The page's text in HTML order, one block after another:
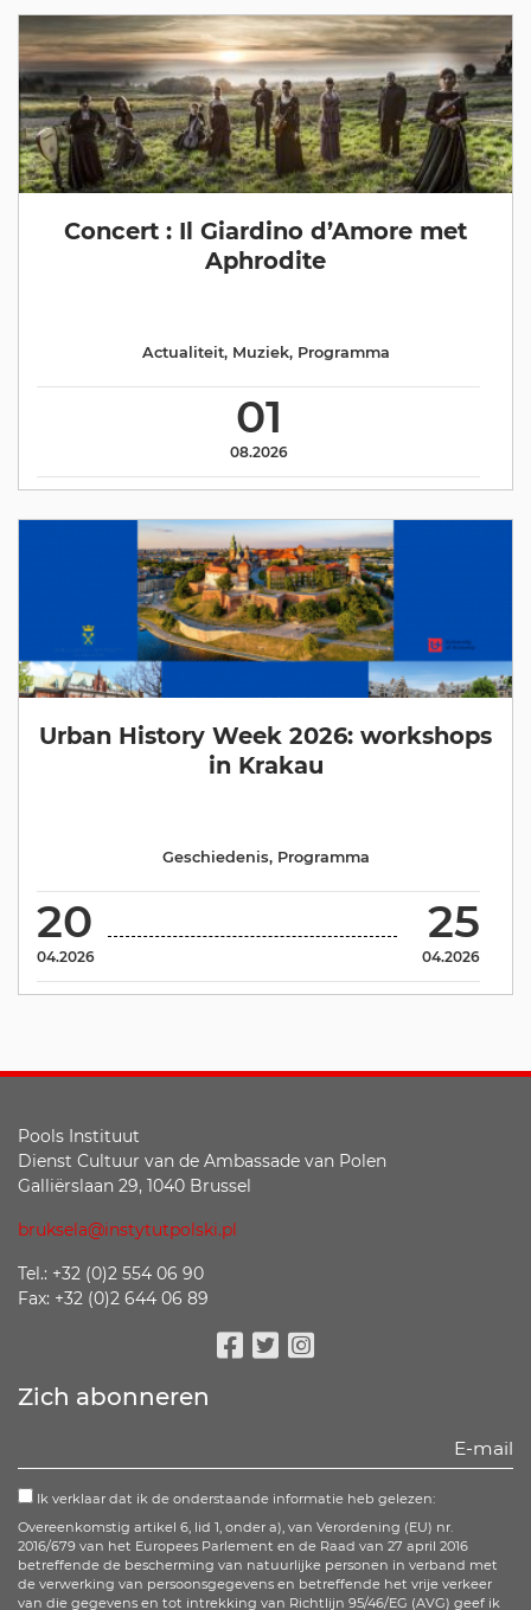
Concert : Il Giardino d’Amore met
Aphrodite
01
08.2026
Actualiteit, Muziek, Programma
Urban History Week 2026: workshops
in Krakau
20
04.2026
25
04.2026
Geschiedenis, Programma
Pools Instituut
Dienst Cultuur van de Ambassade van Polen
Galliërslaan 29, 1040 Brussel
bruksela@instytutpolski.pl
Tel.: +32 (0)2 554 06 90
Fax: +32 (0)2 644 06 89
Zich abonneren
Ik verklaar dat ik de onderstaande informatie heb gelezen:
Overeenkomstig artikel 6, lid 1, onder a), van Verordening (EU) nr.
2016/679 van het Europees Parlement en de Raad van 27 april 2016
betreffende de bescherming van natuurlijke personen in verband met
de verwerking van persoonsgegevens en betreffende het vrije verkeer
van die gegevens en tot intrekking van Richtlijn 95/46/EG (AVG) geef ik